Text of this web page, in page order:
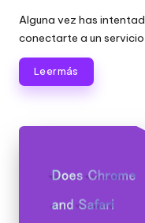
por
Alguna vez has
conectarte a un servicio
Leer más